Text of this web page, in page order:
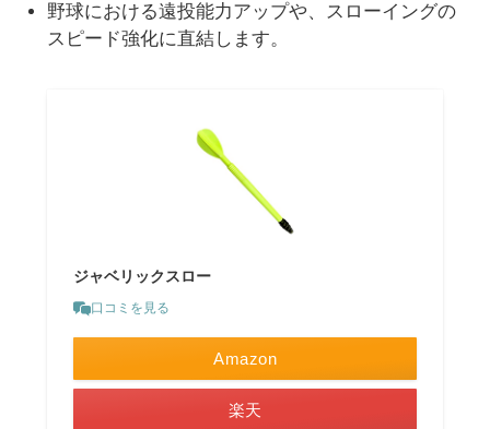
野球における遠投能力アップや、スローイングの
スピード強化に直結します。
ジャベリックスロー
口コミを見る
Amazon
楽天